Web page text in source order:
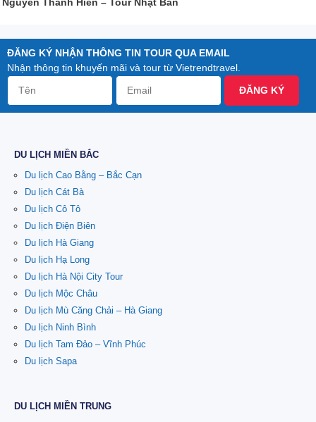
ĐĂNG KÝ NHẬN THÔNG TIN TOUR QUA EMAIL
Nhận thông tin khuyến mãi và tour từ Vietrendtravel.
ĐĂNG KÝ
DU LỊCH MIỀN BẮC
Du lịch Cao Bằng – Bắc Cạn
Du lịch Cát Bà
Du lịch Cô Tô
Du lịch Điện Biên
Du lịch Hà Giang
Du lịch Hạ Long
Du lịch Hà Nội City Tour
Du lịch Mộc Châu
Du lịch Mù Căng Chải – Hà Giang
Du lịch Ninh Bình
Du lịch Tam Đảo – Vĩnh Phúc
Du lịch Sapa
DU LỊCH MIỀN TRUNG